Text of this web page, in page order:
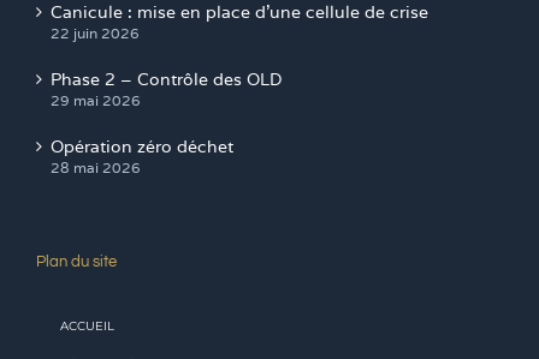
Canicule : mise en place d’une cellule de crise
22 juin 2026
Phase 2 – Contrôle des OLD
29 mai 2026
Opération zéro déchet
28 mai 2026
Plan du site
ACCUEIL